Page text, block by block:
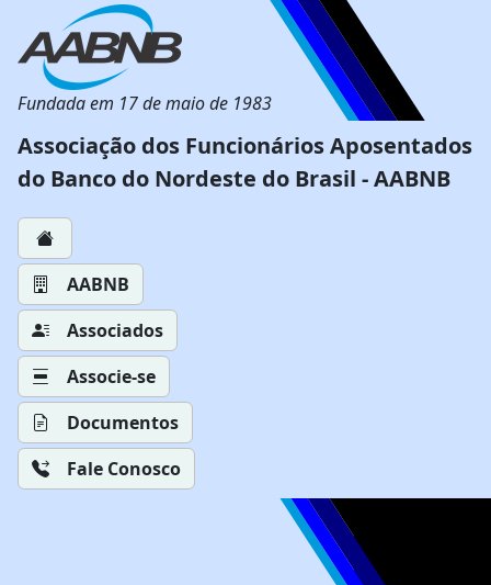
Fundada em 17 de maio de 1983
Associação dos Funcionários Aposentados
do Banco do Nordeste do Brasil - AABNB
AABNB
Associados
Associe-se
Documentos
Fale Conosco